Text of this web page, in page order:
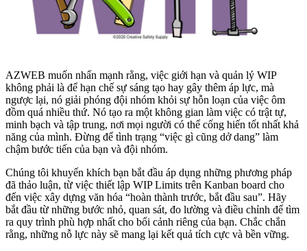
AZWEB muốn nhấn mạnh rằng, việc giới hạn và quản lý WIP
không phải là để hạn chế sự sáng tạo hay gây thêm áp lực, mà
ngược lại, nó giải phóng đội nhóm khỏi sự hỗn loạn của việc ôm
đồm quá nhiều thứ. Nó tạo ra một không gian làm việc có trật tự,
minh bạch và tập trung, nơi mọi người có thể cống hiến tốt nhất khả
năng của mình. Đừng để tình trạng “việc gì cũng dở dang” làm
chậm bước tiến của bạn và đội nhóm.
Chúng tôi khuyến khích bạn bắt đầu áp dụng những phương pháp
đã thảo luận, từ việc thiết lập WIP Limits trên Kanban board cho
đến việc xây dựng văn hóa “hoàn thành trước, bắt đầu sau”. Hãy
bắt đầu từ những bước nhỏ, quan sát, đo lường và điều chỉnh để tìm
ra quy trình phù hợp nhất cho bối cảnh riêng của bạn. Chắc chắn
rằng, những nỗ lực này sẽ mang lại kết quả tích cực và bền vững.